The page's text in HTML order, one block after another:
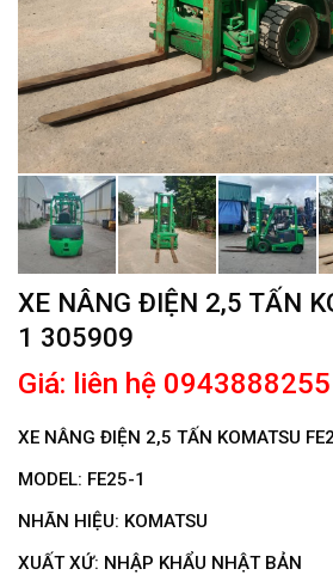
XE NÂNG ĐIỆN 2,5 TẤN
1 305909
Giá: liên hệ 0943888255
XE NÂNG ĐIỆN 2,5 TẤN KOMATSU
MODEL: FE25-1
NHÃN HIỆU: KOMATSU
XUẤT XỨ: NHẬP KHẨU NHẬT BẢN